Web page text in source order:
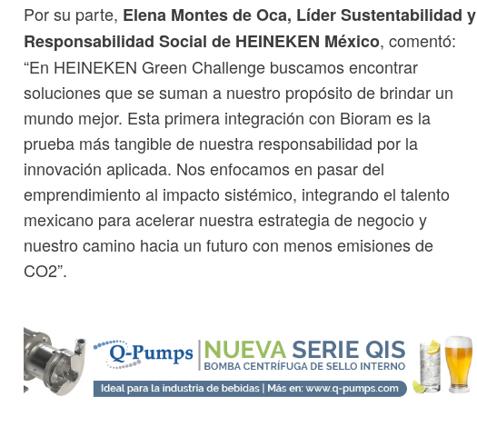
Por su parte, Elena Montes de Oca, Líder Sustentabilidad y
Responsabilidad Social de HEINEKEN México, comentó:
“En HEINEKEN Green Challenge buscamos encontrar
soluciones que se suman a nuestro propósito de brindar un
mundo mejor. Esta primera integración con Bioram es la
prueba más tangible de nuestra responsabilidad por la
innovación aplicada. Nos enfocamos en pasar del
emprendimiento al impacto sistémico, integrando el talento
mexicano para acelerar nuestra estrategia de negocio y
nuestro camino hacia un futuro con menos emisiones de
CO2”.